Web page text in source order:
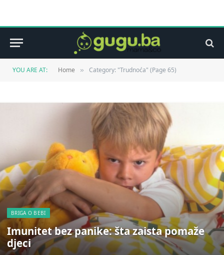
YOU ARE AT: Home » Category: "Trudnoća" (Page 65)
BRIGA O BEBI
Imunitet bez panike: šta zaista pomaže
djeci